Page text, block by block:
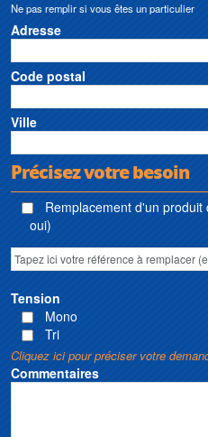
Ne pas remplir si vous êtes un particulier
Adresse
Code postal
Ville
Précisez votre besoin
Remplacement d'un
oui)
Tension
Mono
Tri
Cliquez ici pour préciser votre
Commentaires